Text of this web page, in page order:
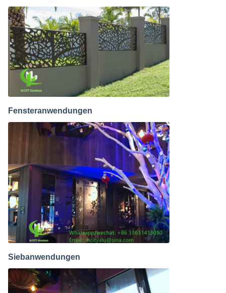
Fensteranwendungen
Siebanwendungen